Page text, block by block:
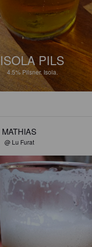
ISOLA PILS
4.5%Pilsner. Isola.
MATHIAS
@ Lu Furat